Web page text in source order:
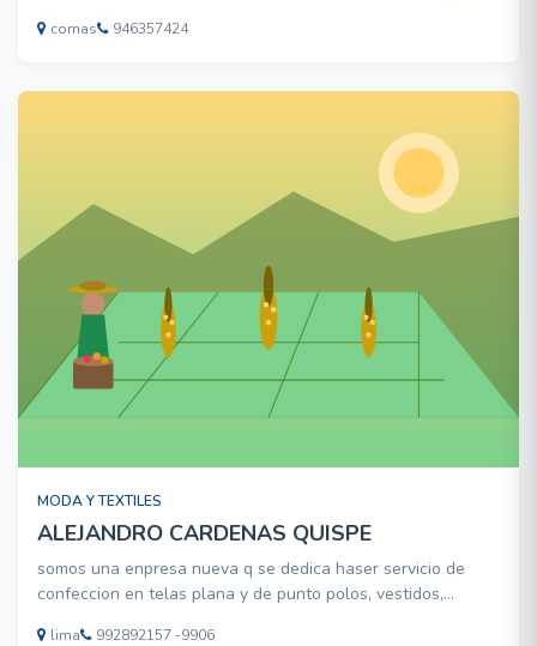
trabajamos todo tipo de prendas en tejido punto y plano
larga,camisas,pijamas,polos cuello camisero,capuchas,pan
comas 946357424
MODA Y TEXTILES
ALEJANDRO CARDENAS QUISPE
somos una enpresa nueva q se dedica haser servicio de
confeccion en telas plana y de punto polos, vestidos,
lima 992892157 -9906